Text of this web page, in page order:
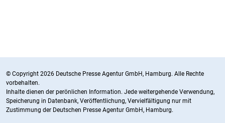
© Copyright 2026 Deutsche Presse Agentur GmbH, Hamburg. Alle Rechte
vorbehalten.
Inhalte dienen der perönlichen Information. Jede weitergehende Verwendung,
Speicherung in Datenbank, Veröffentlichung, Vervielfältigung nur mit
Zustimmung der Deutschen Presse Agentur GmbH, Hamburg.